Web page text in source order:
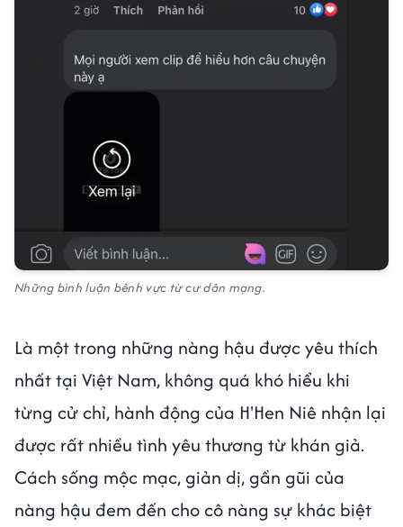
Những bình luận bênh vực từ cư dân mạng.
Là một trong những nàng hậu được yêu thích
nhất tại Việt Nam, không quá khó hiểu khi
từng cử chỉ, hành động của H'Hen Niê nhận lại
được rất nhiều tình yêu thương từ khán giả.
Cách sống mộc mạc, giản dị, gần gũi của
nàng hậu đem đến cho cô nàng sự khác biệt